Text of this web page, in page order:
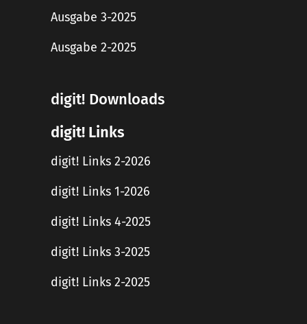
Ausgabe 3-2025
Ausgabe 2-2025
digit! Downloads
digit! Links
digit! Links 2-2026
digit! Links 1-2026
digit! Links 4-2025
digit! Links 3-2025
digit! Links 2-2025